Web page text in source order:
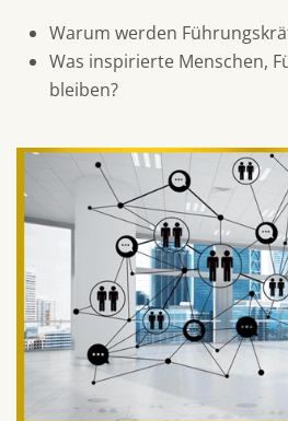
Warum werden
Was inspirierte Menschen,
bleiben?